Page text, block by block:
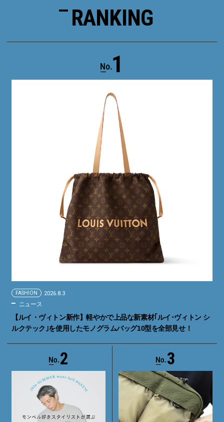
RANKING
1
FASHION 2026.8.3
ニュース
【ルイ・ヴィトン新作】軽やかで上品な新素材｢ルイ･ヴィトン シ
ルクテック｣を使用したモノグラムバッグ10型を全部見せ！
2 3